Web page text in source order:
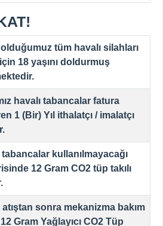
olduğumuz tüm havalı silahları
18 yaşını doldurmuş
havalı tabancalar fatura
1 (Bir) Yıl ithalatçı / imalatçı
tabancalar kullanılmayacağı
12 Gram CO2 tüp takılı
sonra mekanizma bakım
12 Gram Yağlayıcı CO2 Tüp